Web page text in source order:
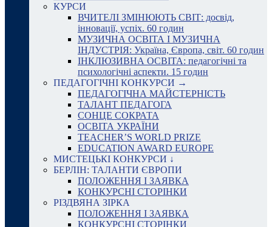
КУРСИ
ВЧИТЕЛІ ЗМІНЮЮТЬ СВІТ: досвід,
інновації, успіх. 60 годин
МУЗИЧНА ОСВІТА І МУЗИЧНА
ІНДУСТРІЯ: Україна, Європа, світ. 60 годин
ІНКЛЮЗИВНА ОСВІТА: педагогічні та
психологічні аспекти. 15 годин
ПЕДАГОГІЧНІ КОНКУРСИ →
ПЕДАГОГІЧНА МАЙСТЕРНІСТЬ
ТАЛАНТ ПЕДАГОГА
СОНЦЕ СОКРАТА
ОСВІТА УКРАЇНИ
TEACHER’S WORLD PRIZE
EDUCATION AWARD EUROPE
МИСТЕЦЬКІ КОНКУРСИ ↓
БЕРЛІН: ТАЛАНТИ ЄВРОПИ
ПОЛОЖЕННЯ І ЗАЯВКА
КОНКУРСНІ СТОРІНКИ
РІЗДВЯНА ЗІРКА
ПОЛОЖЕННЯ І ЗАЯВКА
КОНКУРСНІ СТОРІНКИ